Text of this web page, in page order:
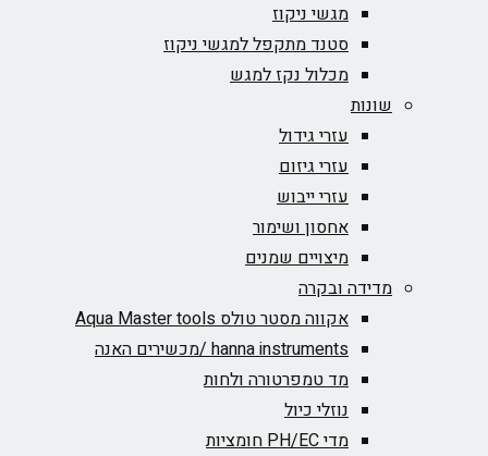
מגשי ניקוז
סטנד מתקפל למגשי ניקוז
מכלול נקז למגש
שונות
עזרי גידול
עזרי גיזום
עזרי ייבוש
אחסון ושימור
מיצויים שמנים
מדידה ובקרה
אקווה מסטר טולס Aqua Master tools
hanna instruments /מכשירים האנה
מד טמפרטורה ולחות
נוזלי כיול
מדי PH/EC חומציות